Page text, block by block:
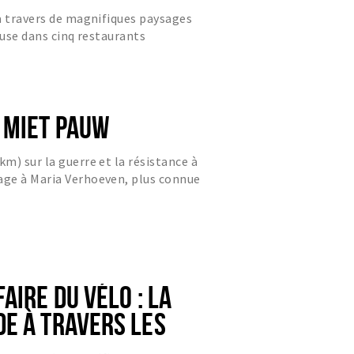
D'ÊTRE
KM
travers de magnifiques paysages
dans cinq restaurants
PAUW
sur la guerre et la résistance à
à Maria Verhoeven, plus connue
DU VÉLO : LA
À TRAVERS LES